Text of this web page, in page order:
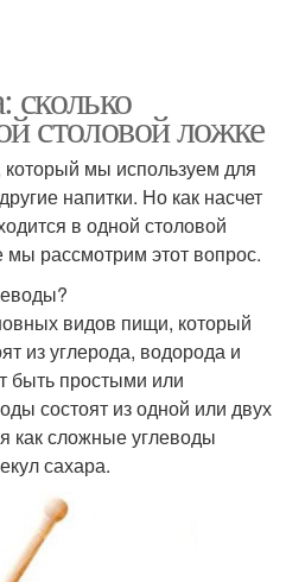
сколько
столовой ложке
который мы используем для
напитки. Но как насчет
в одной столовой
мы рассмотрим этот вопрос.
видов пищи, который
из углерода, водорода и
быть простыми или
состоят из одной или двух
как сложные углеводы
сахара.